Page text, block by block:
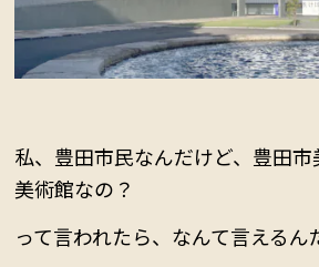
私、豊田市民なんだけど、豊田
美術館なの？
って言われたら、なんて言えるん